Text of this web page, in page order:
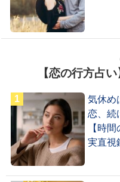
【恋の行方占
気休め
恋、続
【時
実直視